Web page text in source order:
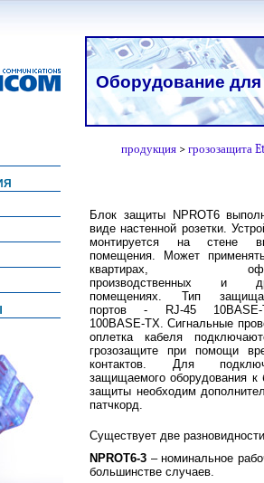
Оборудование для
продукция > грозозащита
Блок защиты NPROT6
виде настенной розетки.
монтируется на стене
помещения. Может
квартирах,
производственных и
помещениях. Тип
портов - RJ-45
100BASE-TX. Сигнальные
оплетка кабеля
грозозащите при помощи
контактов. Для
защищаемого оборудования к
защиты необходим
патчкорд.
Существует две
NPROT6-3 – номинальное
большинстве случаев.